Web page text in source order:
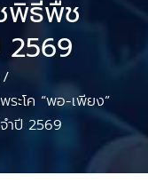
พิธีพืช
2569
/
ระโค “พอ-เพียง”
ำปี 2569